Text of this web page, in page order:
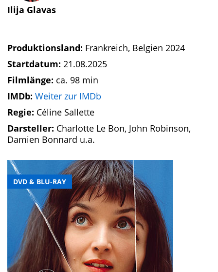
DVD & BLU-RAY
Ilija Glavas
Produktionsland: Frankreich, Belgien 2024
Startdatum: 21.08.2025
Filmlänge: ca. 98 min
IMDb: Weiter zur IMDb
Regie: Céline Sallette
Darsteller: Charlotte Le Bon, John Robinson,
Damien Bonnard u.a.